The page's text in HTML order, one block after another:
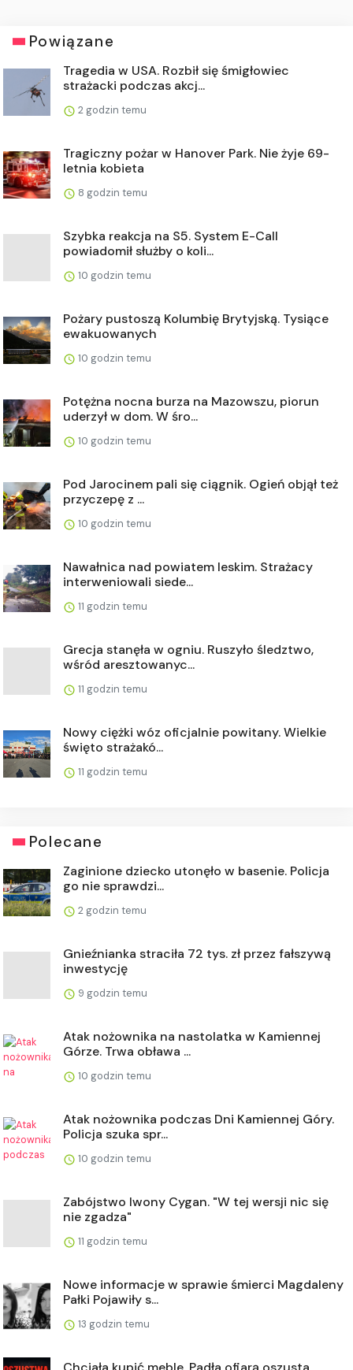
Powiązane
Tragedia w USA. Rozbił się śmigłowiec
strażacki podczas akcj...
2 godzin temu
Tragiczny pożar w Hanover Park. Nie żyje 69-
letnia kobieta
8 godzin temu
Szybka reakcja na S5. System E-Call
powiadomił służby o koli...
10 godzin temu
Pożary pustoszą Kolumbię Brytyjską. Tysiące
ewakuowanych
10 godzin temu
Potężna nocna burza na Mazowszu, piorun
uderzył w dom. W śro...
10 godzin temu
Pod Jarocinem pali się ciągnik. Ogień objął też
przyczepę z ...
10 godzin temu
Nawałnica nad powiatem leskim. Strażacy
interweniowali siede...
11 godzin temu
Grecja stanęła w ogniu. Ruszyło śledztwo,
wśród aresztowanyc...
11 godzin temu
Nowy ciężki wóz oficjalnie powitany. Wielkie
święto strażakó...
11 godzin temu
Polecane
Zaginione dziecko utonęło w basenie. Policja
go nie sprawdzi...
2 godzin temu
Gnieźnianka straciła 72 tys. zł przez fałszywą
inwestycję
9 godzin temu
Atak nożownika na nastolatka w Kamiennej
Górze. Trwa obława ...
10 godzin temu
Atak nożownika podczas Dni Kamiennej Góry.
Policja szuka spr...
10 godzin temu
Zabójstwo Iwony Cygan. "W tej wersji nic się
nie zgadza"
11 godzin temu
Nowe informacje w sprawie śmierci Magdaleny
Pałki Pojawiły s...
13 godzin temu